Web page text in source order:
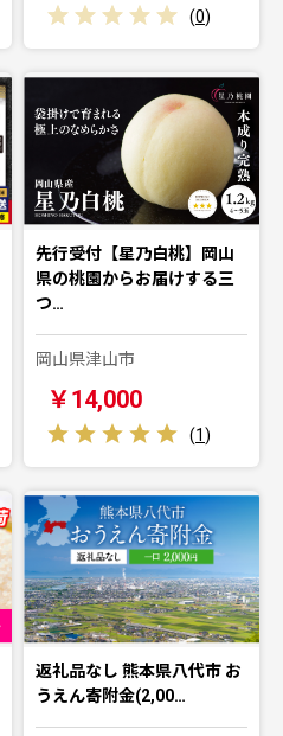
(0)
先行受付【星乃白桃】岡山
県の桃園からお届けする三
つ…
岡山県津山市
￥14,000
(1)
返礼品なし 熊本県八代市 お
うえん寄附金(2,00…